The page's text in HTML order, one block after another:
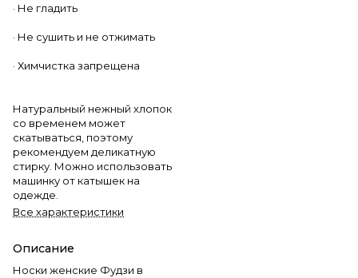
· Не гладить
· Не сушить и не отжимать
· Химчистка запрещена
Натуральный нежный хлопок
со временем может
скатываться, поэтому
рекомендуем деликатную
стирку. Можно использовать
машинку от катышек на
одежде.
Все характеристики
Описание
Носки женские Фудзи в